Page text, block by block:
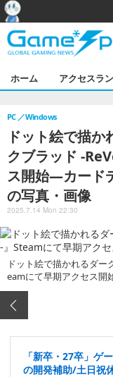
ホーム アクセスラ
ドット絵で描
クブラッド -
ス開始―カード
の写真・画像
PC Windows
2025.7.14 Mon 22:30
ドット絵で描かれるダー
eamにて早期アクセス開
「新卒・27卒」ゲ
の開発補助/土日祝